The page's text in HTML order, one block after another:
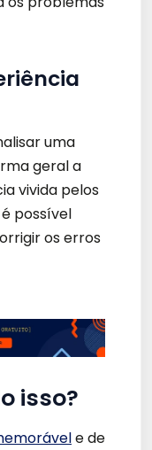
uma
geral a
vivida pelos
possível
os erros
isso?
e de